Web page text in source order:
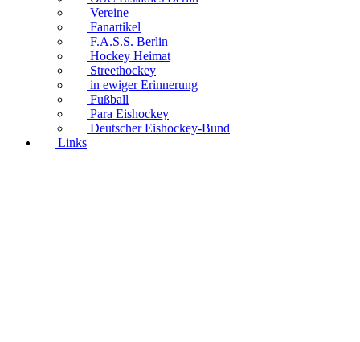
Vereine
Fanartikel
F.A.S.S. Berlin
Hockey Heimat
Streethockey
in ewiger Erinnerung
Fußball
Para Eishockey
Deutscher Eishockey-Bund
Links